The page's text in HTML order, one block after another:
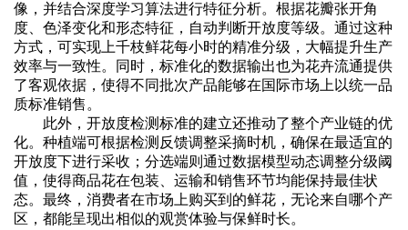
像，并结合深度学习算法进行特征分析。根据花瓣张开角
度、色泽变化和形态特征，自动判断开放度等级。通过这种
方式，可实现上千枝鲜花每小时的精准分级，大幅提升生产
效率与一致性。同时，标准化的数据输出也为花卉流通提供
了客观依据，使得不同批次产品能够在国际市场上以统一品
质标准销售。
此外，开放度检测标准的建立还推动了整个产业链的优
化。种植端可根据检测反馈调整采摘时机，确保在最适宜的
开放度下进行采收；分选端则通过数据模型动态调整分级阈
值，使得商品花在包装、运输和销售环节均能保持最佳状
态。最终，消费者在市场上购买到的鲜花，无论来自哪个产
区，都能呈现出相似的观赏体验与保鲜时长。